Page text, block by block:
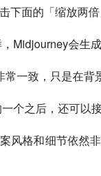
下面的「缩放两倍
Midjourney会生成
一致，只是在背
个之后，还可以
风格和细节依然